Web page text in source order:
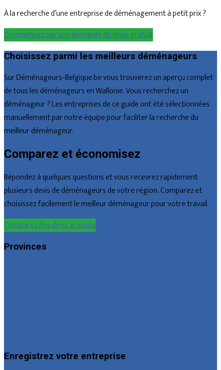
À la recherche d’une entreprise de déménagement à petit prix ?
Commencez par une demande de devis gratuit
Choisissez parmi les meilleurs déménageurs
Sur Déménageurs-Belgique.be vous trouverez un aperçu complet
de tous les déménageurs en Wallonie. Vous recherchez un
déménageur ? Les entreprises de ce guide ont été sélectionnées
manuellement par notre équipe pour faciliter la recherche du
meilleur déménageur.
Comparez et économisez
Répondez à quelques questions et vous recevrez rapidement
plusieurs devis de déménageurs de votre région. Comparez et
choisissez facilement le meilleur déménageur pour votre travail.
Comparez des devis gratuits
Provinces
Enregistrez votre entreprise